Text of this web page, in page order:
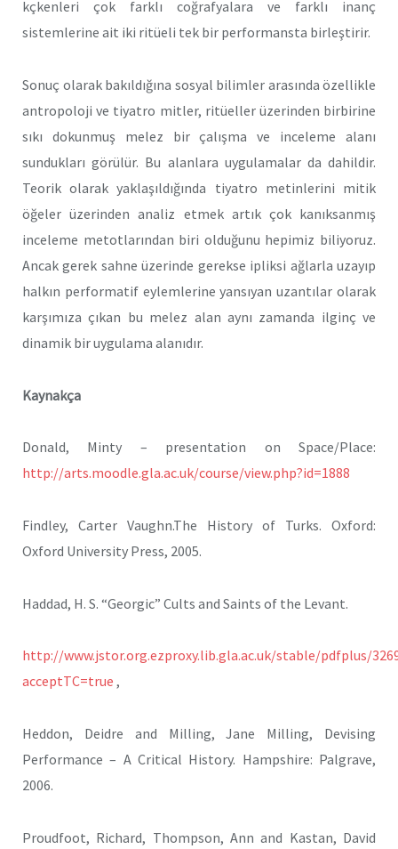
kçkenleri çok farklı coğrafyalara ve farklı inanç
sistemlerine ait iki ritüeli tek bir performansta birleştirir.
Sonuç olarak bakıldığına sosyal bilimler arasında özellikle
antropoloji ve tiyatro mitler, ritüeller üzerinden birbirine
sıkı dokunmuş melez bir çalışma ve inceleme alanı
sundukları görülür. Bu alanlara uygulamalar da dahildir.
Teorik olarak yaklaşıldığında tiyatro metinlerini mitik
öğeler üzerinden analiz etmek artık çok kanıksanmış
inceleme metotlarından biri olduğunu hepimiz biliyoruz.
Ancak gerek sahne üzerinde gerekse ipliksi ağlarla uzayıp
halkın performatif eylemlerine yansıyan uzantılar olarak
karşımıza çıkan bu melez alan aynı zamanda ilginç ve
dinamik bir uygulama alanıdır.
Kaynakça
Donald, Minty – presentation on Space/Place:
http://arts.moodle.gla.ac.uk/course/view.php?id=1888
Findley, Carter Vaughn.The History of Turks. Oxford:
Oxford University Press, 2005.
Haddad, H. S. “Georgic” Cults and Saints of the Levant.
http://www.jstor.org.ezproxy.lib.gla.ac.uk/stable/pdfplus/
acceptTC=true ,
Heddon, Deidre and Milling, Jane Milling, Devising
Performance – A Critical History. Hampshire: Palgrave,
2006.
Proudfoot, Richard, Thompson, Ann and Kastan, David